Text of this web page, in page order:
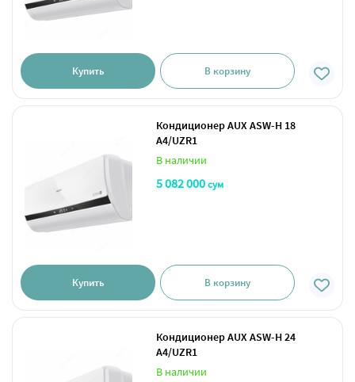
Купить В корзину
Кондиционер AUX ASW-H 18
A4/UZR1
В наличии
5 082 000сум
Купить В корзину
Кондиционер AUX ASW-H 24
A4/UZR1
В наличии